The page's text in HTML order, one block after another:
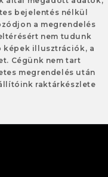
bejelentés nélkül
a megrendelés
nem tudunk
képek illusztrációk, a
Cégünk nem tart
megrendelés után
raktárkészlete